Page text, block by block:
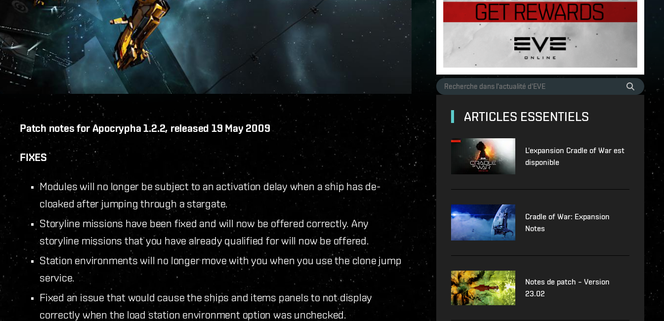
Patch notes for Apocrypha 1.2.2, released 19 May 2009
FIXES
Modules will no longer be subject to an activation delay when a ship has de-
cloaked after jumping through a stargate.
Storyline missions have been fixed and will now be offered correctly. Any
storyline missions that you have already qualified for will now be offered.
Station environments will no longer move with you when you use the clone jump
service.
Fixed an issue that would cause the ships and items panels to not display
correctly when the load station environment option was unchecked.
ARTICLES ESSENTIELS
L'expansion Cradle of War est
disponible
Cradle of War: Expansion
Notes
Notes de patch – Version
23.02